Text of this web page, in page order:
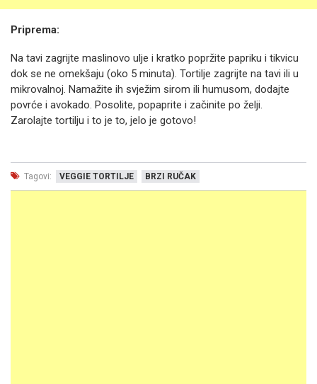
Priprema:
Na tavi zagrijte maslinovo ulje i kratko popržite papriku i tikvicu
dok se ne omekšaju (oko 5 minuta). Tortilje zagrijte na tavi ili u
mikrovalnoj. Namažite ih svježim sirom ili humusom, dodajte
povrće i avokado. Posolite, popaprite i začinite po želji.
Zarolajte tortilju i to je to, jelo je gotovo!
Tagovi: VEGGIE TORTILJE BRZI RUČAK